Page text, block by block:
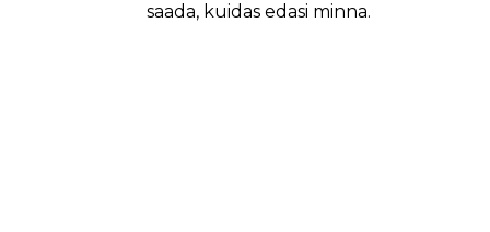
saada, kuidas edasi minna.